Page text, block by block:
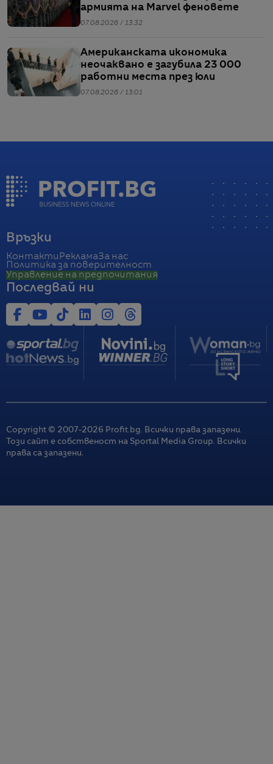
армията на Marvel феновете
07.08.2026 / 13:32
Американската икономика
неочаквано е загубила 23 000
работни места през юли
07.08.2026 / 13:01
Връзки
Контакти РекламаЗа нас
Политика за поверителност
Управление на предпочитания
Последвай ни
Copyright © 2007-2026 Profit.bg. Всички права запазени.
Този сайт е собственост на Sportal Media Group. Всички
права са запазени.